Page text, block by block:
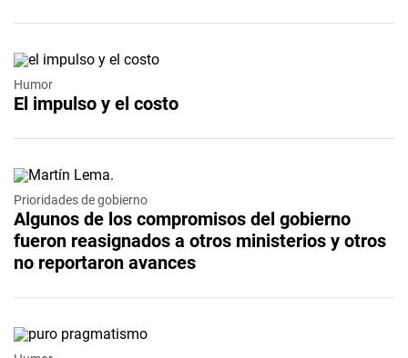
Humor
El impulso y el costo
Prioridades de gobierno
Algunos de los compromisos del gobierno
fueron reasignados a otros ministerios y otros
no reportaron avances